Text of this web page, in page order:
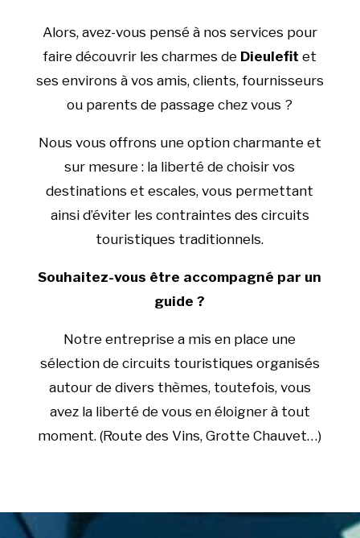
Alors, avez-vous pensé à nos services pour
faire découvrir les charmes de Dieulefit et
ses environs à vos amis, clients, fournisseurs
ou parents de passage chez vous ?
Nous vous offrons une option charmante et
sur mesure : la liberté de choisir vos
destinations et escales, vous permettant
ainsi d’éviter les contraintes des circuits
touristiques traditionnels.
Souhaitez-vous être accompagné par un
guide ?
Notre entreprise a mis en place une
sélection de circuits touristiques organisés
autour de divers thèmes, toutefois, vous
avez la liberté de vous en éloigner à tout
moment. (Route des Vins, Grotte Chauvet…)